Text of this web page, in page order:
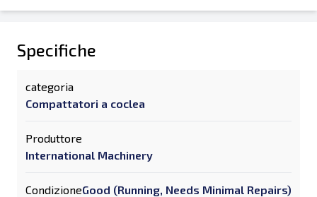
Specifiche
categoria
Compattatori a coclea
Produttore
International Machinery
CondizioneGood (Running, Needs Minimal Repairs)